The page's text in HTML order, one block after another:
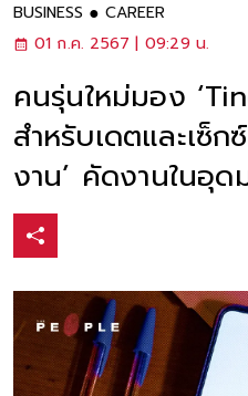
BUSINESS
CAREER
01 ก.ค. 2567 | 09:29 น.
คนรุ่นใหม่มอง
สำหรับเดตและเซ็
งาน’ คัดงานในอุ